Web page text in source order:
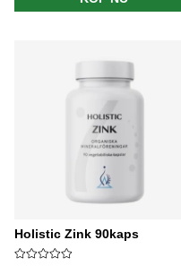
Holistic Zink 90kaps